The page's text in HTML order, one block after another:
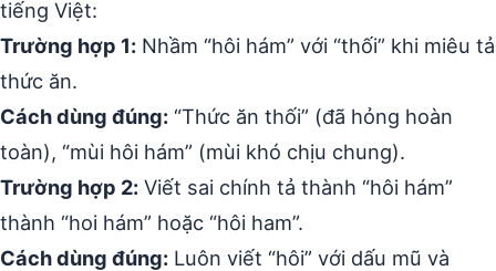
tiếng Việt:
Trường hợp 1: Nhầm “hôi hám” với “thối” khi miêu tả
thức ăn.
Cách dùng đúng: “Thức ăn thối” (đã hỏng hoàn
toàn), “mùi hôi hám” (mùi khó chịu chung).
Trường hợp 2: Viết sai chính tả thành “hôi hám”
thành “hoi hám” hoặc “hôi ham”.
Cách dùng đúng: Luôn viết “hôi” với dấu mũ và